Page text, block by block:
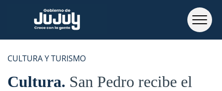
CULTURA Y TURISMO
Cultura San Pedro recibe el